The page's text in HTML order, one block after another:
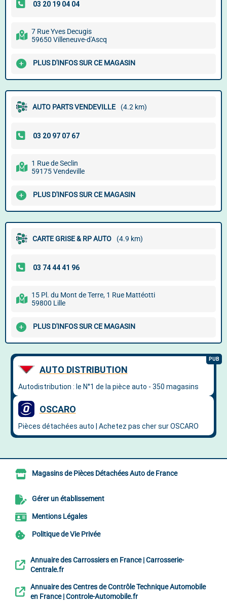
7 Rue Yves Decugis
59650 Villeneuve-d'Ascq
PLUS D'INFOS SUR CE MAGASIN
AUTO PARTS VENDEVILLE (4.2 km)
1 Rue de Seclin
59175 Vendeville
PLUS D'INFOS SUR CE MAGASIN
CARTE GRISE & RP AUTO (4.9 km)
15 Pl. du Mont de Terre, 1 Rue Mattéotti
59800 Lille
PLUS D'INFOS SUR CE MAGASIN
Magasins de Pièces Détachées Auto de France
Gérer un établissement
Mentions Légales
Politique de Vie Privée
Annuaire des Carrossiers en France | Carrosserie-
Centrale.fr
Annuaire des Centres de Contrôle Technique Automobile
en France | Controle-Automobile.fr